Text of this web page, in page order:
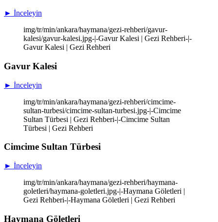
► İnceleyin
img/tr/min/ankara/haymana/gezi-rehberi/gavur-
kalesi/gavur-kalesi.jpg-|-Gavur Kalesi | Gezi Rehberi-|-
Gavur Kalesi | Gezi Rehberi
Gavur Kalesi
► İnceleyin
img/tr/min/ankara/haymana/gezi-rehberi/cimcime-
sultan-turbesi/cimcime-sultan-turbesi.jpg-|-Cimcime
Sultan Türbesi | Gezi Rehberi-|-Cimcime Sultan
Türbesi | Gezi Rehberi
Cimcime Sultan Türbesi
► İnceleyin
img/tr/min/ankara/haymana/gezi-rehberi/haymana-
goletleri/haymana-goletleri.jpg-|-Haymana Göletleri |
Gezi Rehberi-|-Haymana Göletleri | Gezi Rehberi
Haymana Göletleri